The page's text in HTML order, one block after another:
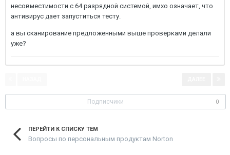
несовместимости с 64 разрядной системой, имхо означает, что
антивирус дает запуститься тесту.
а вы сканирование предложенными выше проверками делали
уже?
Подписчики 0
ПЕРЕЙТИ К СПИСКУ ТЕМ
Вопросы по персональным продуктам Norton